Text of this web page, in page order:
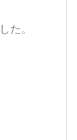
た。